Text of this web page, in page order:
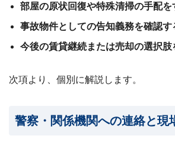
部屋の原状回復や特殊清掃の手配を
事故物件としての告知義務を確認す
今後の賃貸継続または売却の選択肢
次項より、個別に解説します。
警察・関係機関への連絡と現